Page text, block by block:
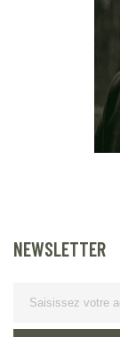
NEWSLETTER